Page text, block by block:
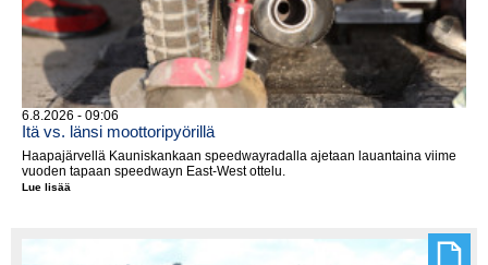
6.8.2026 - 09:06
Itä vs. länsi moottoripyörillä
Haapajärvellä Kauniskankaan speedwayradalla ajetaan lauantaina viime
vuoden tapaan speedwayn East-West ottelu.
Lue lisää